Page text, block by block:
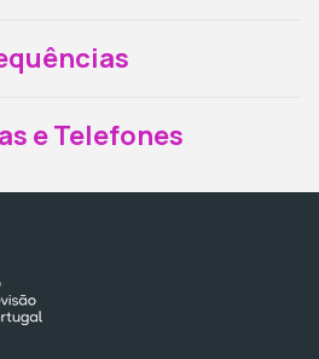
e Telefones